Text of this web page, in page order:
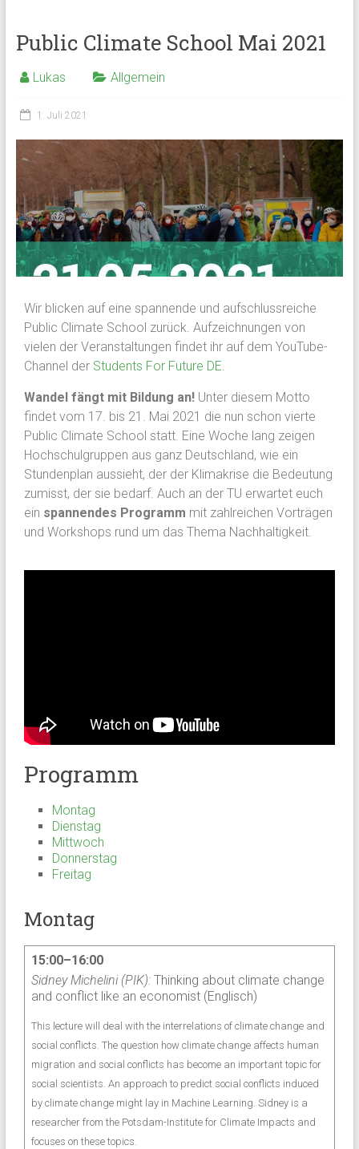
Public Climate School Mai 2021
Lukas Allgemein
1. Juli 2021
Wir blicken auf eine spannende und aufschlussreiche
Public Climate School zurück. Aufzeichnungen von
vielen der Veranstaltungen findet ihr auf dem YouTube-
Channel der Students For Future DE
Wandel fängt mit Bildung an! Unter diesem Motto
findet vom 17. bis 21. Mai 2021 die nun schon vierte
Public Climate School statt. Eine Woche lang zeigen
Hochschulgruppen aus ganz Deutschland, wie ein
Stundenplan aussieht, der der Klimakrise die Bedeutung
zumisst, der sie bedarf. Auch an der TU erwartet euch
ein spannendes Programm mit zahlreichen Vorträgen
und Workshops rund um das Thema Nachhaltigkeit.
Programm
Montag
Dienstag
Mittwoch
Donnerstag
Freitag
Montag
15:00–16:00
Sidney Michelini (PIK):Thinking about climate change
and conflict like an economist (Englisch)
This lecture will deal with the interrelations of climate change and
social conflicts. The question how climate change affects human
migration and social conflicts has become an important topic for
social scientists. An approach to predict social conflicts induced
by climate change might lay in Machine Learning. Sidney is a
researcher from the Potsdam-Institute for Climate Impacts and
focuses on these topics.